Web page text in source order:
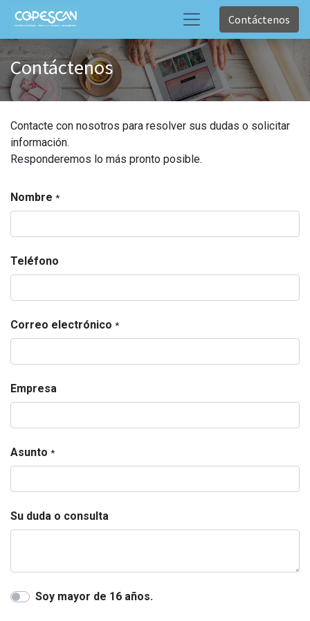
Contáctenos
Contáctenos
Contacte con nosotros para resolver sus dudas o solicitar
información.
Responderemos lo más pronto posible.
Nombre *
Teléfono
Correo electrónico *
Empresa
Asunto *
Su duda o consulta
Soy mayor de 16 años.